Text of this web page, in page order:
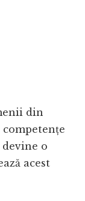
din
competențe
o
acest